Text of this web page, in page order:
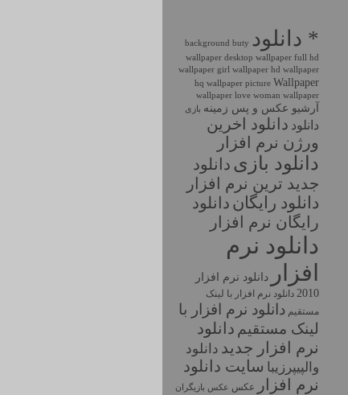
* دانلود background buty
wallpaper desktop wallpaper full hd
wallpaper girl wallpaper hd wallpaper
hq wallpaper picture Wallpaper
wallpaper love woman wallpaper
آرشیو عکس و پس زمینه بازی
دانلود دانلود اخرين
ورژن نرم افزار
دانلود بازی دانلود
جديد ترين نرم افزار
دانلود رايگان دانلود
رايگان نرم افزار
دانلود نرم
افزار
دانلود نرم افزار
2010 دانلود نرم افزار با لينک
مستقيم دانلود نرم افزار با
لینک مستقیم دانلود
نرم افزار جديد دانلود
والپیپرزیبا سايت دانلود
نرم افزار
عکس عکس بازیگران